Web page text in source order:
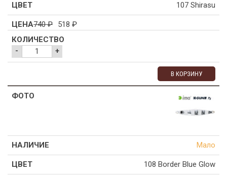
107 Shirasu
740₽ 518 ₽
- +
В КОРЗИНУ
Мало
108 Border Blue Glow